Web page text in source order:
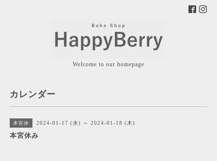
Welcome to our homepage
カレンダー
本宮休 2024-01-17 (水) ～ 2024-01-18 (木)
本宮休み